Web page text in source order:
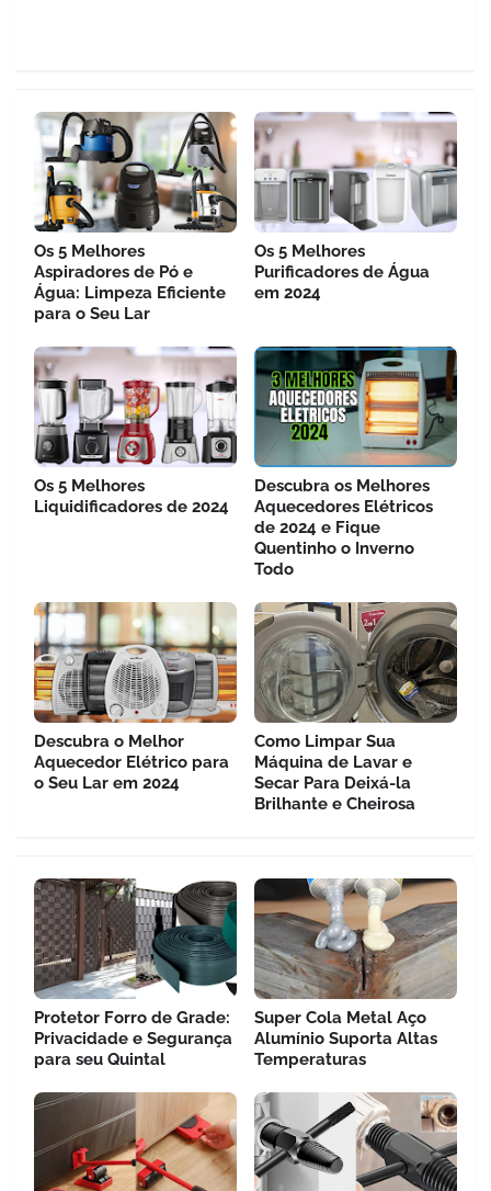
Os 5 Melhores
Aspiradores de Pó e
Água: Limpeza Eficiente
para o Seu Lar
Os 5 Melhores
Purificadores de Água
em 2024
Os 5 Melhores
Liquidificadores de 2024
Descubra os Melhores
Aquecedores Elétricos
de 2024 e Fique
Quentinho o Inverno
Todo
Descubra o Melhor
Aquecedor Elétrico para
o Seu Lar em 2024
Como Limpar Sua
Máquina de Lavar e
Secar Para Deixá-la
Brilhante e Cheirosa
Protetor Forro de Grade:
Privacidade e Segurança
para seu Quintal
Super Cola Metal Aço
Alumínio Suporta Altas
Temperaturas